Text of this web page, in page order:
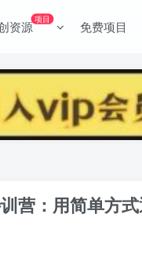
资源项目 免费项目
营：用简单方